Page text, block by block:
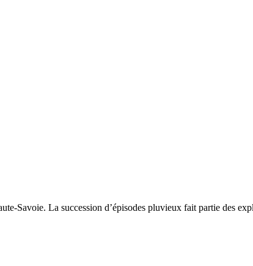
Savoie. La succession d’épisodes pluvieux fait partie des